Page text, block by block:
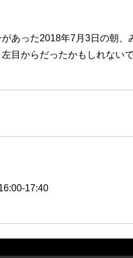
あった2018年7月3日の朝、
目からだったかもしれないで
17:40